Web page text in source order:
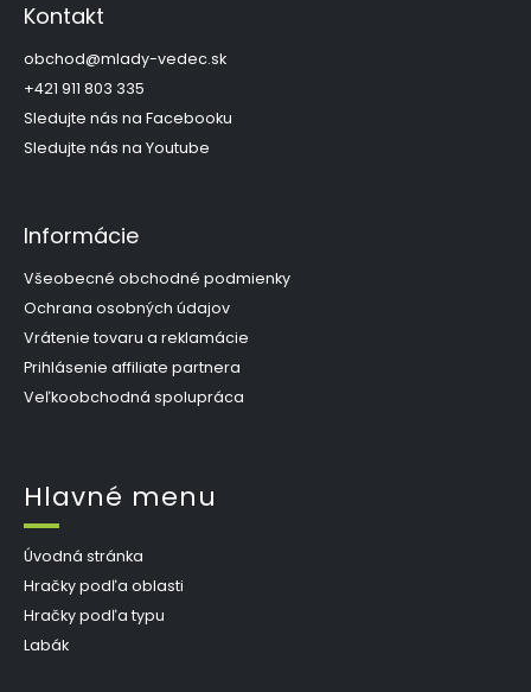
Kontakt
obchod@mlady-vedec.sk
+421 911 803 335
Sledujte nás na Facebooku
Sledujte nás na Youtube
Informácie
Všeobecné obchodné podmienky
Ochrana osobných údajov
Vrátenie tovaru a reklamácie
Prihlásenie affiliate partnera
Veľkoobchodná spolupráca
Hlavné menu
Úvodná stránka
Hračky podľa oblasti
Hračky podľa typu
Labák